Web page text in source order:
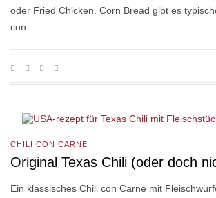
oder Fried Chicken. Corn Bread gibt es
con…
CHILI CON CARNE
Original Texas Chili (oder doch
Ein klassisches Chili con Carne mit